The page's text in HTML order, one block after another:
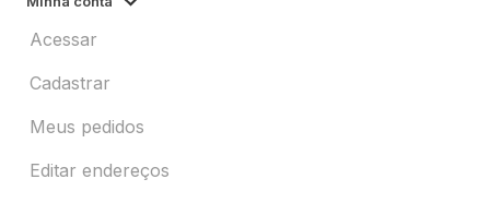
Acessar
Cadastrar
Meus pedidos
Editar endereços